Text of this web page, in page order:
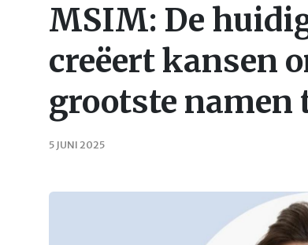
MSIM: De
creëert kansen
grootste namen
5 JUNI 2025